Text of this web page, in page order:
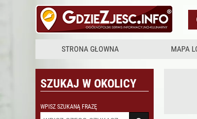
STRONA GŁOWNA MAPA
SZUKAJ W OKOLICY
WPISZ SZUKANĄ FRAZĘ